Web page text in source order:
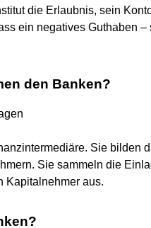
die Erlaubnis, sein
ein negatives Guthaben
den Banken?
Sie bilden
Sie sammeln die
Kapitalnehmer aus.